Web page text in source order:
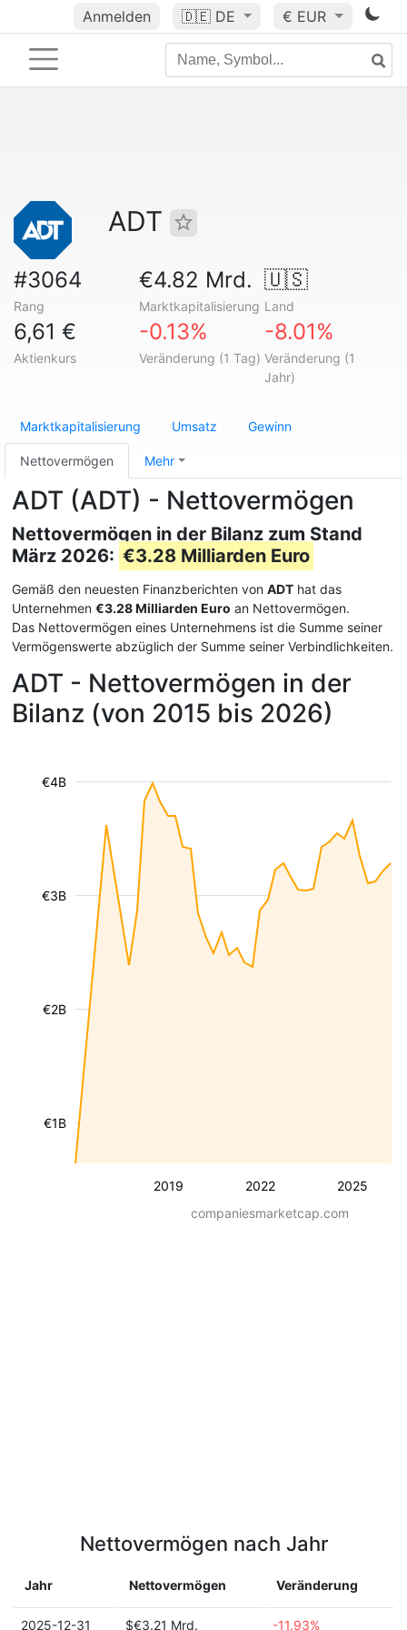
Anmelden 🇩🇪 DE € EUR
ADT
#3064
Rang
€4.82 Mrd.
Marktkapitalisierung
🇺🇸
Land
6,61 €
Aktienkurs
-0.13%
Veränderung (1 Tag)
-8.01%
Veränderung (1
Jahr)
Marktkapitalisierung Umsatz Gewinn
Nettovermögen Mehr
ADT (ADT) - Nettovermögen
Nettovermögen in der Bilanz zum Stand
März 2026: €3.28 Milliarden Euro
Gemäß den neuesten Finanzberichten von ADT hat das
Unternehmen €3.28 Milliarden Euro an Nettovermögen.
Das Nettovermögen eines Unternehmens ist die Summe seiner
Vermögenswerte abzüglich der Summe seiner Verbindlichkeiten.
ADT - Nettovermögen in der
Bilanz (von 2015 bis 2026)
2019 2022 2025
€1B
€2B
€3B
€4B
companiesmarketcap.com
Nettovermögen nach Jahr
Jahr Nettovermögen Veränderung
2025-12-31 $€3.21 Mrd. -11.93%